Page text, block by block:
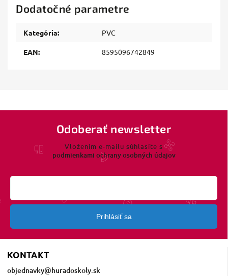
Dodatočné parametre
Kategória: PVC
EAN: 8595096742849
KONTAKT
objednavky@huradoskoly.sk
Odoberať newsletter
Vložením e-mailu súhlasíte s
podmienkami ochrany osobných údajov
Prihlásiť sa